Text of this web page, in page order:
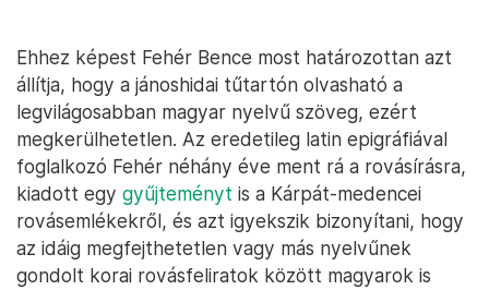
Ehhez képest Fehér Bence most határozottan azt
állítja, hogy a jánoshidai tűtartón olvasható a
legvilágosabban magyar nyelvű szöveg, ezért
megkerülhetetlen. Az eredetileg latin epigráfiával
foglalkozó Fehér néhány éve ment rá a rovásírásra,
kiadott egy gyűjteményt is a Kárpát-medencei
rovásemlékekről, és azt igyekszik bizonyítani, hogy
az idáig megfejthetetlen vagy más nyelvűnek
gondolt korai rovásfeliratok között magyarok is